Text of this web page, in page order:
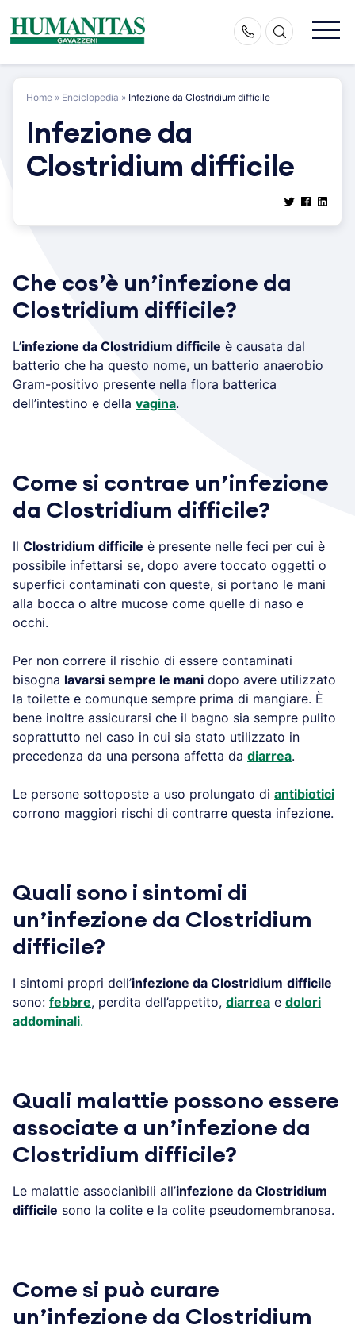
content
Home » Enciclopedia » Infezione da Clostridium difficile
Infezione da
Clostridium difficile
Che cos’è un’infezione da
Clostridium difficile?
L’infezione da Clostridium difficile è causata dal
batterio che ha questo nome, un batterio anaerobio
Gram-positivo presente nella flora batterica
dell’intestino e della vagina.
Come si contrae un’infezione
da Clostridium difficile?
Il Clostridium difficile è presente nelle feci per cui è
possibile infettarsi se, dopo avere toccato oggetti o
superfici contaminati con queste, si portano le mani
alla bocca o altre mucose come quelle di naso e
occhi.
Per non correre il rischio di essere contaminati
bisogna lavarsi sempre le mani dopo avere utilizzato
la toilette e comunque sempre prima di mangiare. È
bene inoltre assicurarsi che il bagno sia sempre pulito
soprattutto nel caso in cui sia stato utilizzato in
precedenza da una persona affetta da diarrea.
Le persone sottoposte a uso prolungato di antibiotici
corrono maggiori rischi di contrarre questa infezione.
Quali sono i sintomi di
un’infezione da Clostridium
difficile?
I sintomi propri dell’infezione da Clostridium difficile
sono: febbre, perdita dell’appetito, diarrea e dolori
addominali.
Quali malattie possono essere
associate a un’infezione da
Clostridium difficile?
Le malattie associanìbili all’infezione da Clostridium
difficile sono la colite e la colite pseudomembranosa.
Come si può curare
un’infezione da Clostridium